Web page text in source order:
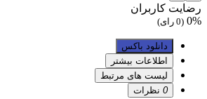
رضایت کاربران
0% (0 رای)
دانلود باکس
اطلاعات بیشتر
لیست های مرتبط
0 نظرات